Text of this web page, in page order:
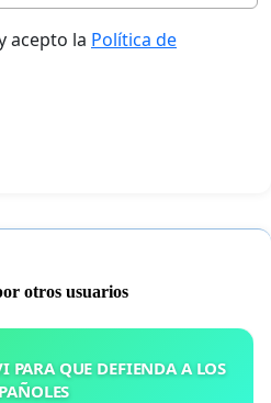
acepto la Política de
otros usuarios
PARA QUE DEFIENDA A LOS